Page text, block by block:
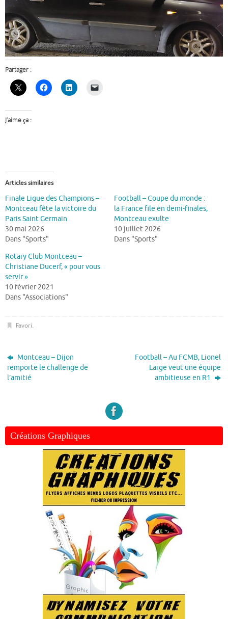
Partager :
J’aime ça :
Articles similaires
Finale Ligue des Champions –
Montceau fête la victoire du
Paris Saint Germain
30 mai 2026
Dans "Sports"
Football – Coupe du monde :
la France file en demi-finales,
Montceau exulte
10 juillet 2026
Dans "Sports"
Rotary Club Montceau –
Christiane Ducerf, « pour vous
servir »
10 février 2021
Dans "Associations"
Favori.
Montceau – Dijon
remporte le challenge de
l’amitié
Football – Au FCMB, Lionel
Large veut une équipe
ambitieuse en R1
Créations Graphiques